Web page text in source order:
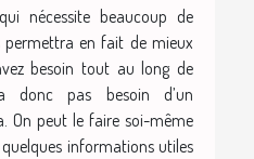
nécessite beaucoup de
permettra en fait de mieux
besoin tout au long de
donc pas besoin d’un
On peut le faire soi-même
informations utiles